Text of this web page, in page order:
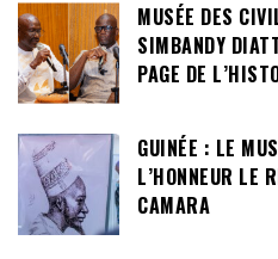
MUSÉE DES
SIMBANDY
PAGE DE
GUINÉE : LE
L’HONNEUR LE
CAMARA